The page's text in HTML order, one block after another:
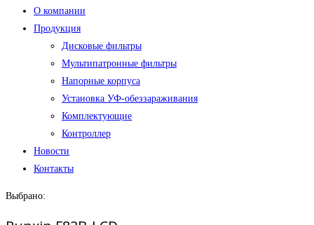
О компании
Продукция
Дисковые фильтры
Мультипатронные фильтры
Напорные корпуса
Установка УФ-обеззараживания
Комплектующие
Контроллер
Новости
Контакты
Выбрано: